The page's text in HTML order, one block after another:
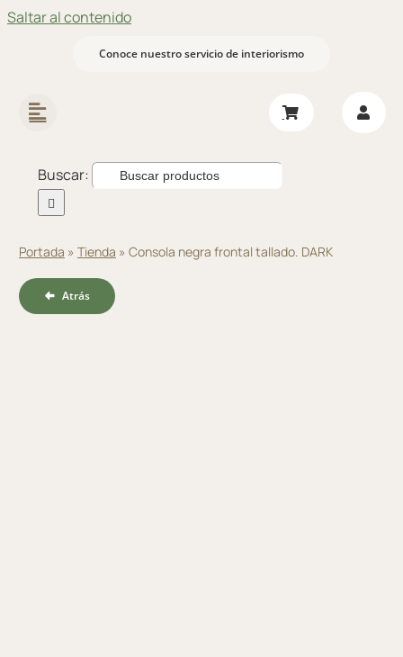
Saltar al contenido
Conoce nuestro servicio de interiorismo
Buscar:
Portada » Tienda » Consola negra frontal tallado. DARK
Atrás